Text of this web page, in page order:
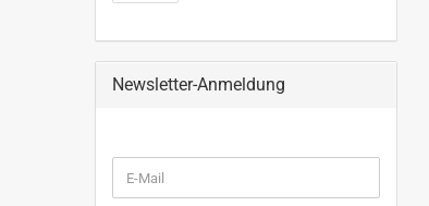
Newsletter-Anmeldung
ZUR
E-
Mail